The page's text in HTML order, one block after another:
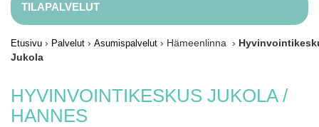
TILAPALVELUT
Etusivu › Palvelut › Asumispalvelut › Hämeenlinna ›
Jukola
HYVINVOINTIKESKUS JUKOLA /
HANNES